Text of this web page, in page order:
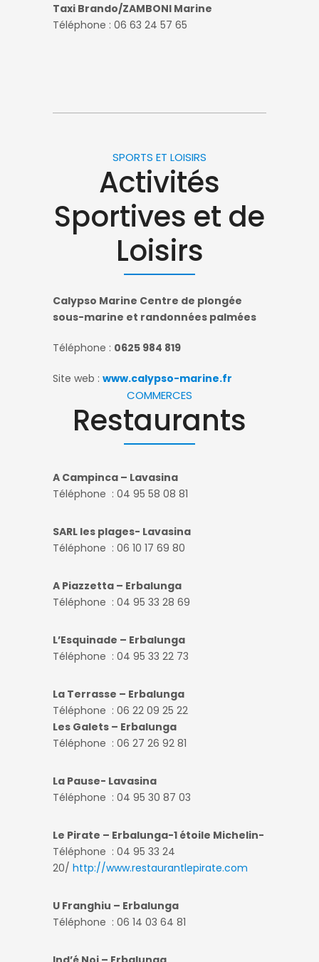
Taxi Brando/ZAMBONI Marine
Téléphone : 06 63 24 57 65
SPORTS ET LOISIRS
Activités
Sportives et de
Loisirs
Calypso Marine Centre de plongée
sous-marine et randonnées palmées
Téléphone : 0625 984 819
Site web : www.calypso-marine.fr
COMMERCES
Restaurants
A Campinca – Lavasina
Téléphone : 04 95 58 08 81
SARL les plages- Lavasina
Téléphone : 06 10 17 69 80
A Piazzetta – Erbalunga
Téléphone : 04 95 33 28 69
L’Esquinade – Erbalunga
Téléphone : 04 95 33 22 73
La Terrasse – Erbalunga
Téléphone : 06 22 09 25 22
Les Galets – Erbalunga
Téléphone : 06 27 26 92 81
La Pause- Lavasina
Téléphone : 04 95 30 87 03
Le Pirate – Erbalunga-1 étoile Michelin-
Téléphone : 04 95 33 24
20/ http://www.restaurantlepirate.com
U Franghiu – Erbalunga
Téléphone : 06 14 03 64 81